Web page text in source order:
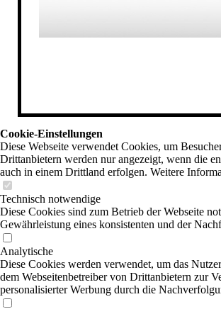
Cookie-Einstellungen
Diese Webseite verwendet Cookies, um
Drittanbietern werden nur angezeigt, wenn die
auch in einem Drittland erfolgen. Weitere
Technisch notwendige
Diese Cookies sind zum Betrieb der Webseite
Gewährleistung eines konsistenten und der
Analytische
Diese Cookies werden verwendet, um das
dem Webseitenbetreiber von Drittanbietern zur
personalisierter Werbung durch die